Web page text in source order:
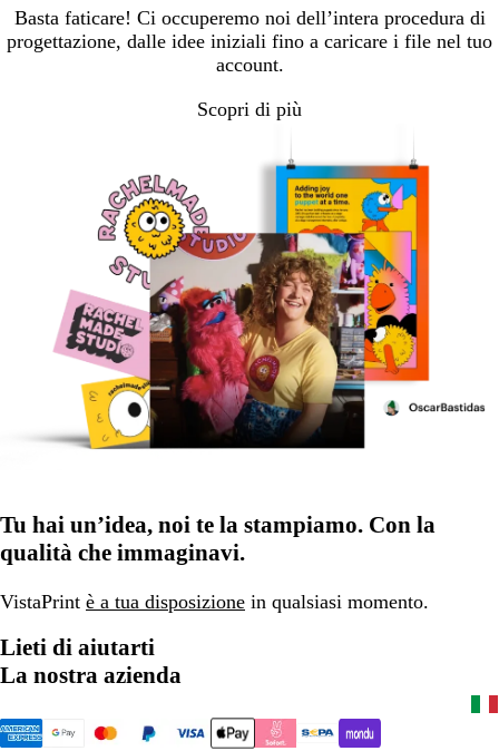
Basta faticare! Ci occuperemo noi dell’intera procedura di
progettazione, dalle idee iniziali fino a caricare i file nel tuo
account.
Scopri di più
Tu hai un’idea, noi te la stampiamo. Con la
qualità che immaginavi.
VistaPrint è a tua disposizione in qualsiasi momento.
Lieti di aiutarti
La nostra azienda